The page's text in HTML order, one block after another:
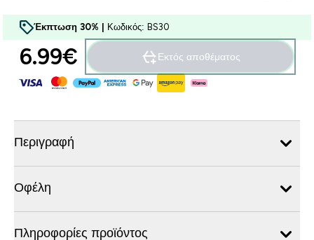
Έκπτωση 30% | Κωδικός: BS30
6.99€‎ Εκτός αποθέματος
Περιγραφή
Οφέλη
Πληροφορίες προϊόντος